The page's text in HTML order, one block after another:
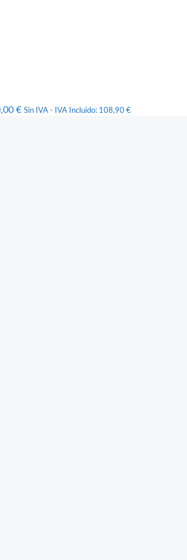
€ Sin IVA - IVA Incluido: 108,90 €